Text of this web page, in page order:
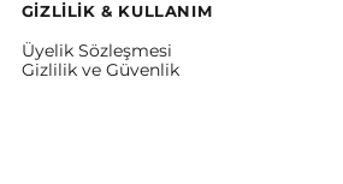
GİZLİLİK & KULLANIM
Üyelik Sözleşmesi
Gizlilik ve Güvenlik